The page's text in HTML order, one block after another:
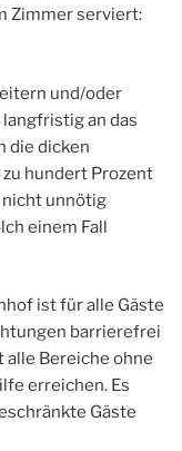
Zimmer serviert:
und/oder
an das
die dicken
hundert Prozent
unnötig
einem Fall
ist für alle Gäste
barrierefrei
alle Bereiche ohne
erreichen. Es
Gäste